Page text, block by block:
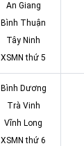
An Giang
Bình Thuận
Tây Ninh
XSMN thứ 5
Bình Dương
Trà Vinh
Vĩnh Long
XSMN thứ 6